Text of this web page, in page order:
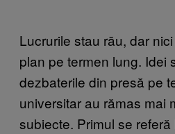
Lucrurile stau rău, dar
plan pe termen lung. Idei
dezbaterile din presă pe
universitar au rămas mai
subiecte. Primul se